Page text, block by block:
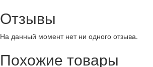
Отзывы
На данный момент нет ни одного отзыва.
Похожие товары